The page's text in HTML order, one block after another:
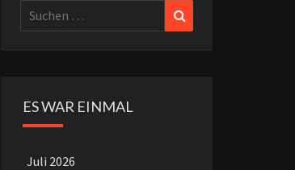
Suchen
nach:
ES WAR EINMAL
Juli 2026